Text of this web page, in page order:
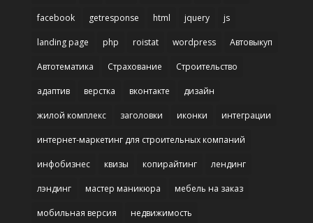
facebook getresponse html jquery js
landing page php roistat wordpress Автовыкуп
Автотематика Страхование Строительство
адаптив верстка вконтакте дизайн
жилой комплекс заголовки иконки интеграции
интернет-маркетинг для строительных компаний
инфобизнес квизы копирайтинг лендинг
лэндинг мастер маникюра мебель на заказ
мобильная версия недвижимость